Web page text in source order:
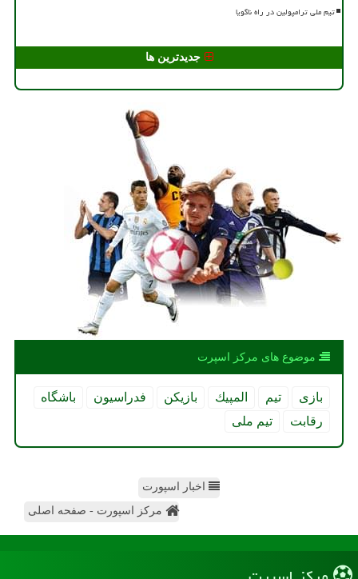
تیم ملی ترامپولین در راه ناگویا
جدیدترین ها
موضوع های مركز اسپرت
بازی تیم المپیك بازیكن فدراسیون
باشگاه
رقابت
تیم ملی
اخبار اسپورت
مرکز اسپورت - صفحه اصلی